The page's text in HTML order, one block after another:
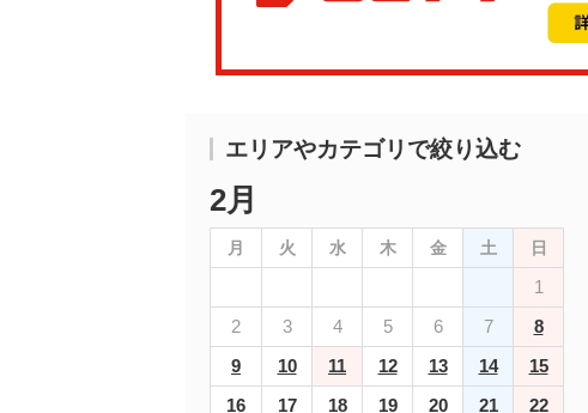
エリアやカテゴリで絞り込む
2月
月 火 水 木 金 土 日
1
2
3 4 5 6 7
8
9
10 11 12 13 14
15
16
17 18 19 20 21
22